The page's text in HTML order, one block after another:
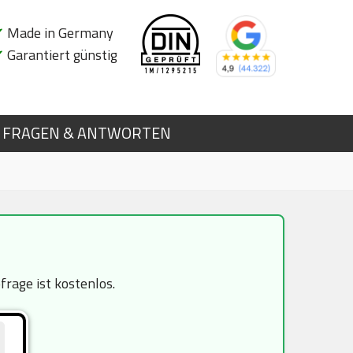
Made in Germany
Garantiert günstig
FRAGEN & ANTWORTEN
ist kostenlos.